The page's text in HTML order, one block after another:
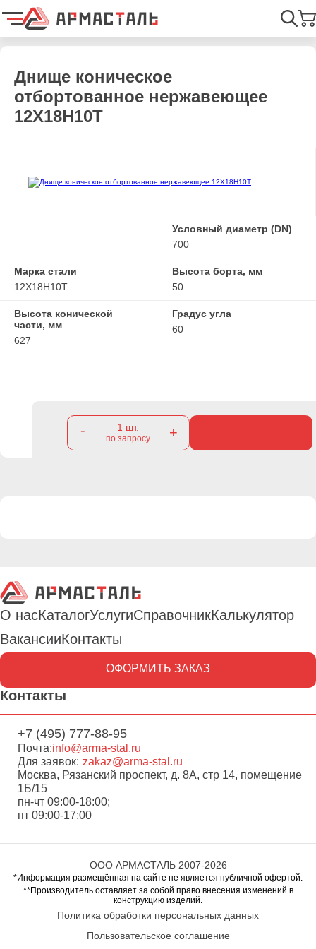
Найти
Главная Каталог Емкостное оборудование
Днище коническое
отбортованное нержавеющее
12Х18Н10Т
Условный диаметр (DN)
700
Марка стали
12Х18Н10Т
Высота борта, мм
50
Высота конической
части, мм
627
Градус угла
60
- 1 шт.
по запросу +
О насКаталогУслугиСправочникКалькулятор
ВакансииКонтакты
ОФОРМИТЬ ЗАКАЗ
Контакты
+7 (495) 777-88-95
Почта:info@arma-stal.ru
Для заявок: zakaz@arma-stal.ru
Москва, Рязанский проспект, д. 8А, стр 14, помещение
1Б/15
пн-чт 09:00-18:00;
пт 09:00-17:00
ООО АРМАСТАЛЬ 2007-2026
*Информация размещённая на сайте не является публичной офертой.
**Производитель оставляет за собой право внесения изменений в
конструкцию изделий.
Политика обработки персональных данных
Пользовательское соглашение